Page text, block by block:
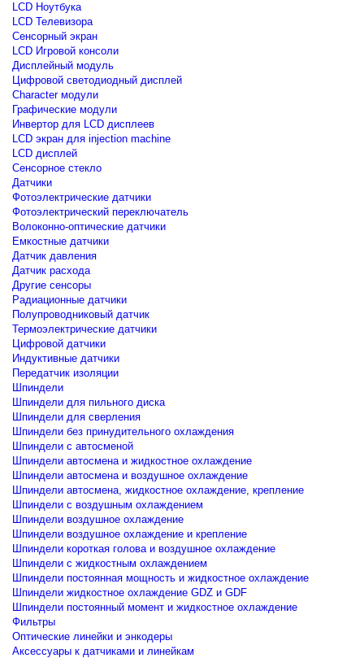
LCD Ноутбука
LCD Телевизора
Сенсорный экран
LCD Игровой консоли
Дисплейный модуль
Цифровой светодиодный дисплей
Сharacter модули
Графические модули
Инвертор для LCD дисплеев
LCD экран для injection machine
LCD дисплей
Сенсорное стекло
Датчики
Фотоэлектрические датчики
Фотоэлектрический переключатель
Волоконно-оптические датчики
Емкостные датчики
Датчик давления
Датчик расхода
Другие сенсоры
Радиационные датчики
Полупроводниковый датчик
Термоэлектрические датчики
Цифровой датчики
Индуктивные датчики
Передатчик изоляции
Шпиндели
Шпиндели для пильного диска
Шпиндели для сверления
Шпиндели без принудительного охлаждения
Шпиндели с автосменой
Шпиндели автосмена и жидкостное охлаждение
Шпиндели автосмена и воздушное охлаждение
Шпиндели автосмена, жидкостное охлаждение, крепление
Шпиндели с воздушным охлаждением
Шпиндели воздушное охлаждение
Шпиндели воздушное охлаждение и крепление
Шпиндели короткая голова и воздушное охлаждение
Шпиндели с жидкостным охлаждением
Шпиндели постоянная мощность и жидкостное охлаждение
Шпиндели жидкостное охлаждение GDZ и GDF
Шпиндели постоянный момент и жидкостное охлаждение
Фильтры
Оптические линейки и энкодеры
Аксессуары к датчиками и линейкам